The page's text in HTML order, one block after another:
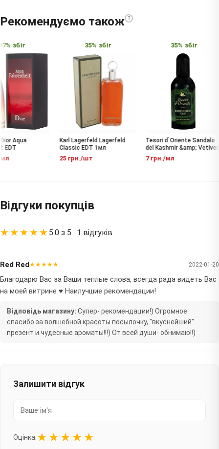
Рекомендуємо також ?
збіг
Aqua
35% збіг
Karl Lagerfeld Lagerfeld
Classic EDT 1мл
25 грн./шт
35% збіг
Tesori d`Oriente Sandalo
del Kashmir &amp; Vetiver
EDT
7 грн./мл
Відгуки покупців
★★★★★ 5.0 з 5 · 1 відгуків
Red Red★★★★★ 2022-01-20
Благодарю Вас за Ваши теплые слова, всегда рада видеть Вас
на моей витрине ♥️ Наилучшие рекомендации!
Відповідь магазину: Супер- рекомендации!) Огромное
спасибо за волшебной красоты посылочку, "вкуснейший"
презент и чудесные ароматы!!!) От всей души- обнимаю!!)
Залишити відгук
Оцінка:★ ★ ★ ★ ★